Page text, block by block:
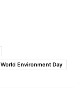
World Environment Day